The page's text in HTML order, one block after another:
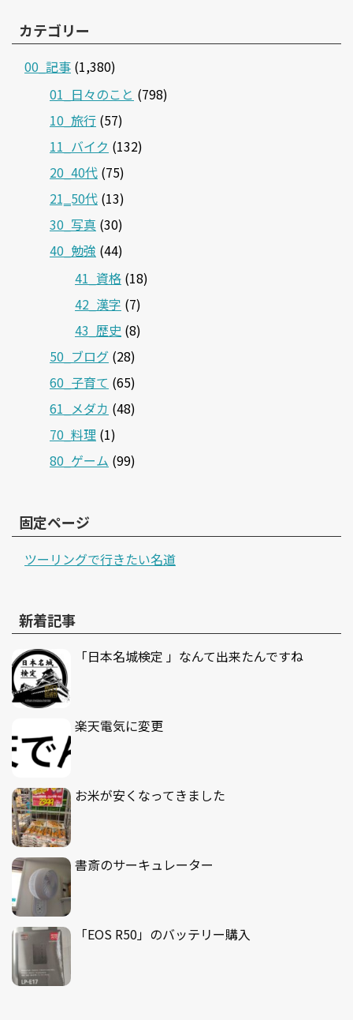
カテゴリー
00_記事 (1,380)
01_日々のこと (798)
10_旅行 (57)
11_バイク (132)
20_40代 (75)
21‗50代 (13)
30_写真 (30)
40_勉強 (44)
41_資格 (18)
42_漢字 (7)
43_歴史 (8)
50_ブログ (28)
60_子育て (65)
61_メダカ (48)
70_料理 (1)
80_ゲーム (99)
固定ページ
ツーリングで行きたい名道
新着記事
「日本名城検定 」なんて出来たんですね
楽天電気に変更
お米が安くなってきました
書斎のサーキュレーター
「EOS R50」のバッテリー購入